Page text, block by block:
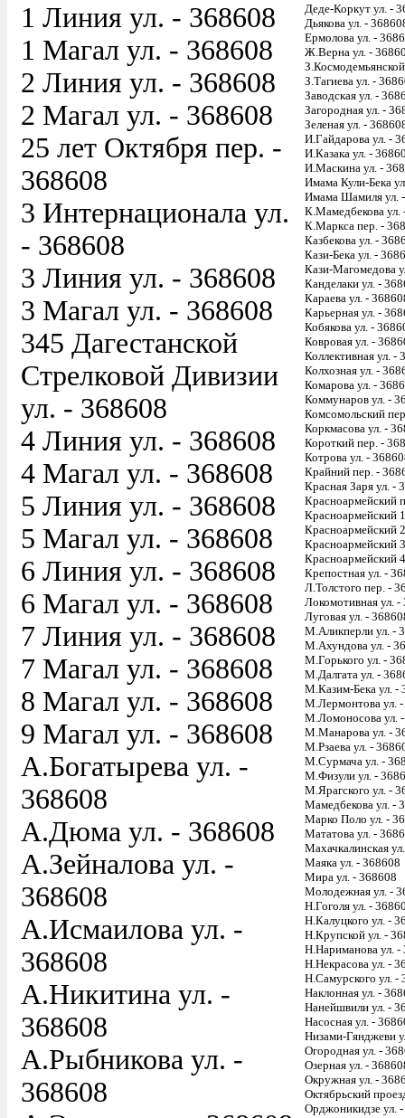
1 Линия ул. - 368608
1 Магал ул. - 368608
2 Линия ул. - 368608
2 Магал ул. - 368608
25 лет Октября пер. -
368608
3 Интернационала ул.
- 368608
3 Линия ул. - 368608
3 Магал ул. - 368608
345 Дагестанской
Стрелковой Дивизии
ул. - 368608
4 Линия ул. - 368608
4 Магал ул. - 368608
5 Линия ул. - 368608
5 Магал ул. - 368608
6 Линия ул. - 368608
6 Магал ул. - 368608
7 Линия ул. - 368608
7 Магал ул. - 368608
8 Магал ул. - 368608
9 Магал ул. - 368608
А.Богатырева ул. -
368608
А.Дюма ул. - 368608
А.Зейналова ул. -
368608
А.Исмаилова ул. -
368608
А.Никитина ул. -
368608
А.Рыбникова ул. -
368608
Деде-Коркут ул. -
Дьякова ул. -
Ермолова ул. -
Ж.Верна ул. -
З.Тагиева ул. -
Заводская ул. -
Загородная ул. -
Зеленая ул. -
И.Гайдарова ул. -
И.Казака ул. -
И.Маскина ул. -
Имама Кули-Бека
Имама Шамиля ул.
К.Мамедбекова ул.
К.Маркса пер. -
Казбекова ул. -
Кази-Бека ул. -
Кази-Магомедова
Канделаки ул. -
Караева ул. -
Карьерная ул. -
Кобякова ул. -
Ковровая ул. -
Коллективная ул. -
Колхозная ул. -
Комарова ул. -
Коммунаров ул. -
Комсомольский
Коркмасова ул. -
Короткий пер. -
Котрова ул. -
Крайний пер. -
Красная Заря ул. -
Красноармейский
Красноармейский
Красноармейский
Красноармейский
Красноармейский
Крепостная ул. -
Л.Толстого пер. -
Локомотивная ул. -
Луговая ул. -
М.Аликперли ул. -
М.Ахундова ул. -
М.Горького ул. -
М.Далгата ул. -
М.Казим-Бека ул. -
М.Лермонтова ул.
М.Ломоносова ул.
М.Манарова ул. -
М.Рзаева ул. -
М.Сурмача ул. -
М.Физули ул. -
М.Ярагского ул. -
Мамедбекова ул. -
Марко Поло ул. -
Мататова ул. -
Махачкалинская
Маяка ул. - 368608
Мира ул. - 368608
Молодежная ул. -
Н.Гоголя ул. -
Н.Калуцкого ул. -
Н.Крупской ул. -
Н.Нариманова ул. -
Н.Некрасова ул. -
Н.Самурского ул. -
Наклонная ул. -
Нанейшвили ул. -
Насосная ул. -
Низами-Гянджеви
Огородная ул. -
Озерная ул. -
Окружная ул. -
Октябрьский
Орджоникидзе ул.